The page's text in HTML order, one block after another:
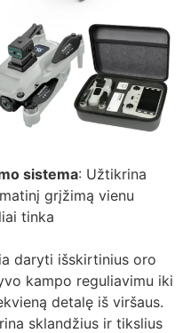
sistema: Užtikrina
grįžimą vienu
tinka
daryti išskirtinius oro
kampo reguliavimu iki
detalę iš viršaus.
sklandžius ir tikslius